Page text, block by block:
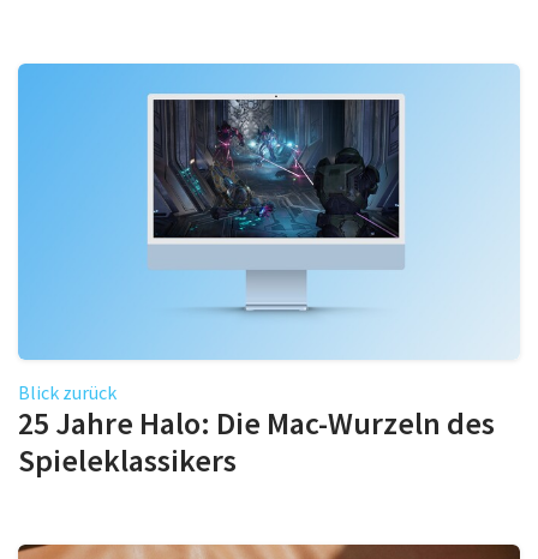
Blick zurück
25 Jahre Halo: Die Mac-Wurzeln des
Spieleklassikers